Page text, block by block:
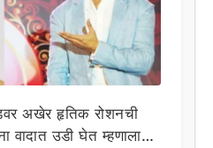
अखेर हृतिक रोशनची
वादात उडी घेत म्हणाला…